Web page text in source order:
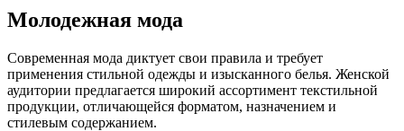
Молодежная мода
Современная мода диктует свои правила и требует
применения стильной одежды и изысканного белья. Женской
аудитории предлагается широкий ассортимент текстильной
продукции, отличающейся форматом, назначением и
стилевым содержанием.